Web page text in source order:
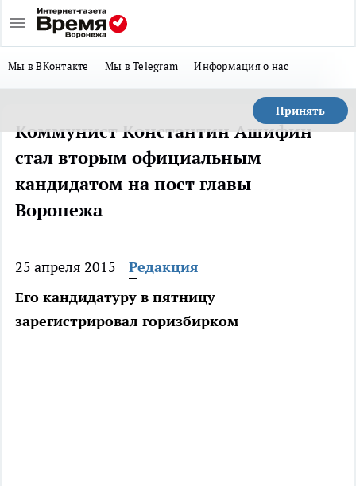
Мы в ВКонтакте Мы в Telegram Информация о нас
Принять
Коммунист Константин Ашифин
стал вторым официальным
кандидатом на пост главы
Воронежа
25 апреля 2015
Редакция
Его кандидатуру в пятницу
зарегистрировал горизбирком